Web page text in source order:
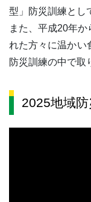
型」防災訓練とし
また、平成20年
れた方々に温かい
防災訓練の中で取
2025地域